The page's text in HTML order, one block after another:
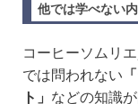
他では学べない
コーヒーソムリ
では問われない
ト」 などの知識が